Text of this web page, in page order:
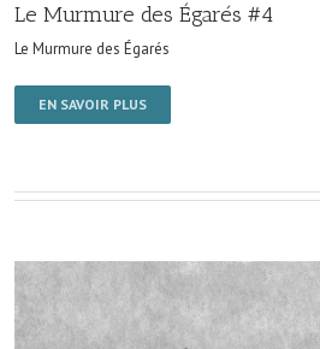
Le Murmure des Égarés #4
Le Murmure des Égarés
EN SAVOIR PLUS